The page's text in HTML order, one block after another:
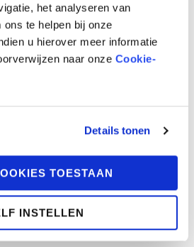
het analyseren van
te helpen bij onze
u hierover meer informatie
naar onze Cookie-
Details tonen
TOESTAAN
INSTELLEN
Brussel in Beeldekes